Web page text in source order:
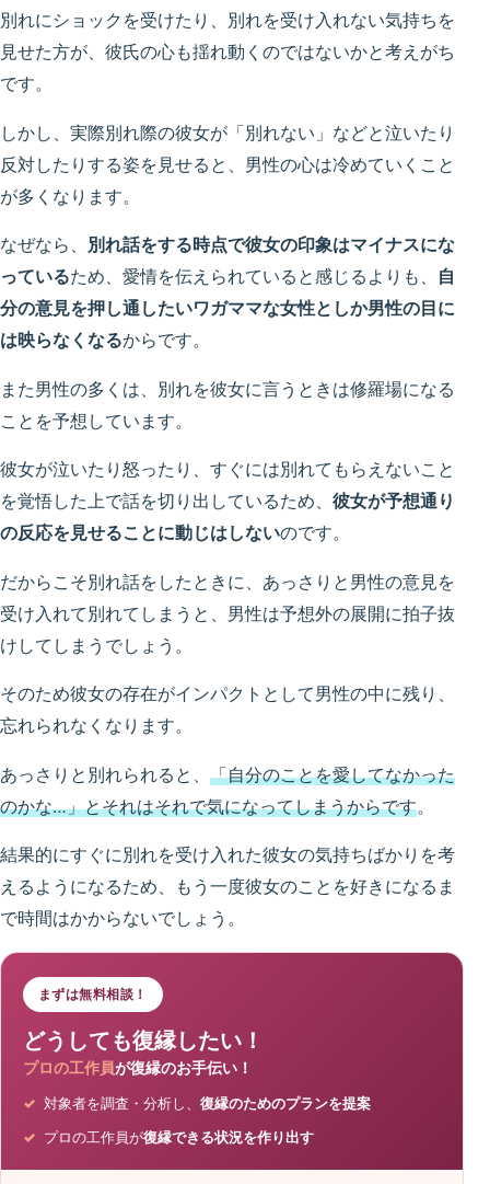
別れにショックを受けたり、別れを受け入れない気持ちを
見せた方が、彼氏の心も揺れ動くのではないかと考えがち
です。
しかし、実際別れ際の彼女が「別れない」などと泣いたり
反対したりする姿を見せると、男性の心は冷めていくこと
が多くなります。
なぜなら、 別れ話をする時点で彼女の印象はマイナスにな
っているため、愛情を伝えられていると感じるよりも、
自
分の意見を押し通したいワガママな女性としか男性の目に
は映らなくなるからです。
また男性の多くは、別れを彼女に言うときは修羅場になる
ことを予想しています。
彼女が泣いたり怒ったり、すぐには別れてもらえないこと
を覚悟した上で話を切り出しているため、 彼女が予想通り
の反応を見せることに動じはしないのです。
だからこそ別れ話をしたときに、あっさりと男性の意見を
受け入れて別れてしまうと、男性は予想外の展開に拍子抜
けしてしまうでしょう。
そのため彼女の存在がインパクトとして男性の中に残り、
忘れられなくなります。
あっさりと別れられると、 「自分のことを愛してなかった
のかな…」とそれはそれで気になってしまうからです。
結果的にすぐに別れを受け入れた彼女の気持ちばかりを考
えるようになるため、もう一度彼女のことを好きになるま
で時間はかからないでしょう。
まずは無料相談！
どうしても復縁したい！
プロの工作員が復縁のお手伝い！
対象者を調査・分析し、 復縁のためのプランを提案
プロの工作員が復縁できる状況を作り出す